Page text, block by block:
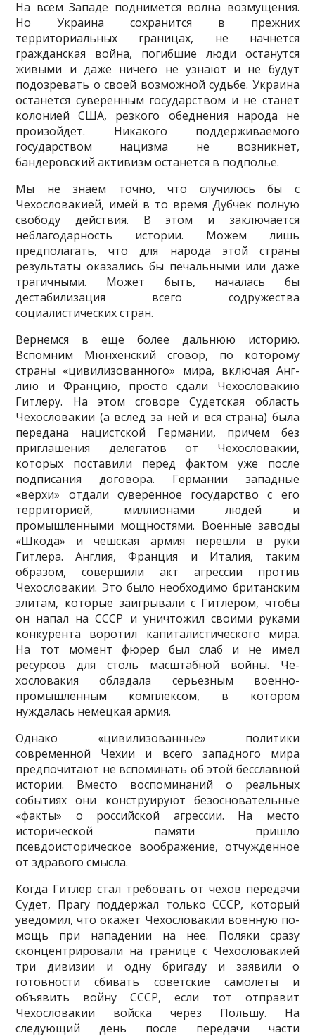
На всем Западе поднимется волна возмущения.
Но Украина сохранится в прежних
территориальных границах, не на­чнется
гражданская война, погибшие люди останутся
живыми и даже ничего не узнают и не будут
подозревать о своей возможной судьбе. Ук­раина
останется суверенным государством и не станет
колонией США, резкого обеднения народа не
произойдет. Никакого поддерживаемого
государством нацизма не возникнет,
бандеровский активизм останется в подполье.
Мы не знаем точно, что случилось бы с
Чехословакией, имей в то время Дубчек полную
свободу действия. В этом и заключается
неблагодарность истории. Можем лишь
предполагать, что для народа этой страны
резуль­таты оказались бы печальными или даже
трагичными. Может быть, нача­лась бы
дестабилизация всего содружества
социалистических стран.
Вернемся в еще более дальнюю историю.
Вспомним Мюнхенский сговор, по которому
страны «цивилизованного» мира, включая Анг­
лию и Францию, просто сдали Чехословакию
Гитлеру. На этом сгово­ре Судетская область
Чехословакии (а вслед за ней и вся страна) была
передана нацистской Германии, причем без
приглашения делегатов от Чехословакии,
которых поставили перед фактом уже после
подписания договора. Германии западные
«верхи» отдали суверенное государство с его
территорией, миллионами людей и
промышленными мощностя­ми. Военные заводы
«Шкода» и чешская армия перешли в руки
Гитлера. Англия, Франция и Италия, таким
образом, совершили акт агрессии про­тив
Чехословакии. Это было необходимо британским
элитам, которые заигрывали с Гитлером, чтобы
он напал на СССР и уничтожил своими руками
конкурента воротил капиталистического мира.
На тот момент фюрер был слаб и не имел
ресурсов для столь масштабной войны. Че­
хословакия обладала серьезным военно-
промышленным комплексом, в котором
нуждалась немецкая армия.
Однако «цивилизованные» политики
современной Чехии и всего за­падного мира
предпочитают не вспоминать об этой бесславной
исто­рии. Вместо воспоминаний о реальных
событиях они конструируют безосновательные
«факты» о российской агрессии. На место
историче­ской памяти пришло
псевдоисторическое воображение, отчужденное
от здравого смысла.
Когда Гитлер стал требовать от чехов передачи
Судет, Прагу поддержал только СССР, который
уведомил, что окажет Чехословакии военную по­
мощь при нападении на нее. Поляки сразу
сконцентрировали на грани­це с Чехословакией
три дивизии и одну бригаду и заявили о
готовности сбивать советские самолеты и
объявить войну СССР, если тот отправит
Чехословакии войска через Польшу. На
следующий день после передачи части